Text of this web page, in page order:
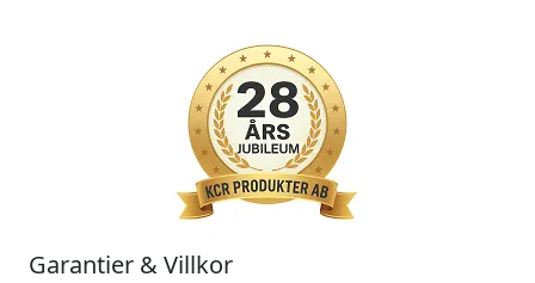
Garantier & Villkor